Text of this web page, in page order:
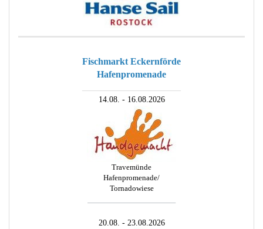
Fischmarkt Eckernförde
Hafenpromenade
14.08. - 16.08.2026
Travemünde
Hafenpromenade/
Tornadowiese
20.08. - 23.08.2026